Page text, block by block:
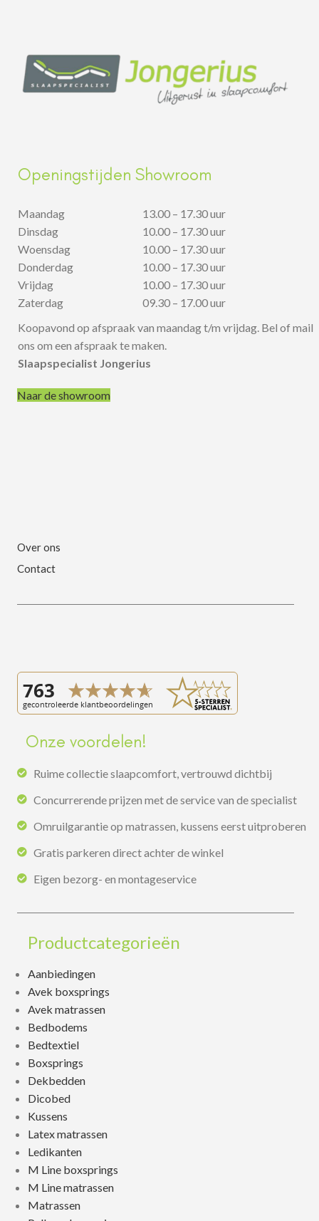
Openingstijden Showroom
Maandag
Dinsdag
Woensdag
Donderdag
Vrijdag
Zaterdag
13.00 – 17.30 uur
10.00 – 17.30 uur
10.00 – 17.30 uur
10.00 – 17.30 uur
10.00 – 17.30 uur
09.30 – 17.00 uur
Koopavond op afspraak van maandag t/m vrijdag. Bel of mail
ons om een afspraak te maken.
Slaapspecialist Jongerius
Naar de showroom
Over ons
Contact
Onze voordelen!
Ruime collectie slaapcomfort, vertrouwd dichtbij
Concurrerende prijzen met de service van de specialist
Omruilgarantie op matrassen, kussens eerst uitproberen
Gratis parkeren direct achter de winkel
Eigen bezorg- en montageservice
Productcategorieën
Aanbiedingen
Avek boxsprings
Avek matrassen
Bedbodems
Bedtextiel
Boxsprings
Dekbedden
Dicobed
Kussens
Latex matrassen
Ledikanten
M Line boxsprings
M Line matrassen
Matrassen